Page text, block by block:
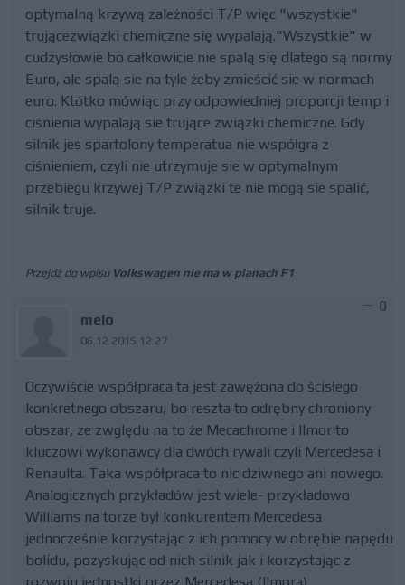
optymalną krzywą zależności T/P więc "wszystkie"
trującezwiązki chemiczne się wypalają."Wszystkie" w
cudzysłowie bo całkowicie nie spalą się dlatego są normy
Euro, ale spalą sie na tyle żeby zmieścić sie w normach
euro. Któtko mówiąc przy odpowiedniej proporcji temp i
ciśnienia wypalają sie trujące związki chemiczne. Gdy
silnik jes spartolony temperatua nie współgra z
ciśnieniem, czyli nie utrzymuje sie w optymalnym
przebiegu krzywej T/P związki te nie mogą sie spalić,
silnik truje.
Przejdź do wpisu Volkswagen nie ma w planach F1
melo
06.12.2015 12:27
0
Oczywiście współpraca ta jest zawężona do ścisłego
konkretnego obszaru, bo reszta to odrębny chroniony
obszar, ze zwględu na to że Mecachrome i Ilmor to
kluczowi wykonawcy dla dwóch rywali czyli Mercedesa i
Renaulta. Taka współpraca to nic dziwnego ani nowego.
Analogicznych przykładów jest wiele- przykładowo
Williams na torze był konkurentem Mercedesa
jednocześnie korzystając z ich pomocy w obrębie napędu
bolidu, pozyskując od nich silnik jak i korzystając z